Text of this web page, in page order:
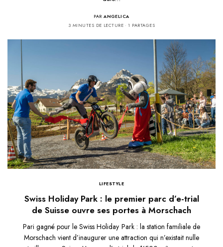
PAR ANGELICA
3 MINUTES DE LECTURE
1 PARTAGES
LIFESTYLE
Swiss Holiday Park : le premier parc d’e-trial
de Suisse ouvre ses portes à Morschach
Pari gagné pour le Swiss Holiday Park : la station familiale de
Morschach vient d’inaugurer une attraction qui n’existait nulle